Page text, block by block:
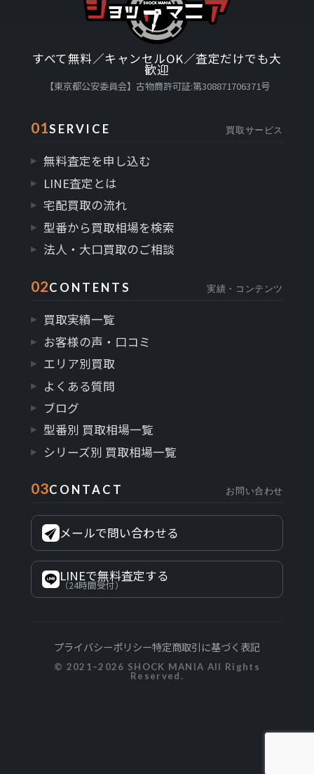
すべて無料／キャンセルOK／査定だけでも大
歓迎
【東京都公安委員会】古物商許可証:第308871706371号
01SERVICE 買取サービス
無料査定を申し込む
LINE査定とは
宅配買取の流れ
型番から買取相場を検索
法人・大口買取のご相談
02CONTENTS 実績・コンテンツ
買取実績一覧
お客様の声・口コミ
エリア別買取
よくある質問
ブログ
型番別 買取相場一覧
シリーズ別 買取相場一覧
03CONTACT お問い合わせ
メールで問い合わせる
LINEで無料査定する
（24時間受付）
プライバシーポリシー特定商取引に基づく表記
© 2021–2026 SHOCK MANIA All Rights
Reserved.